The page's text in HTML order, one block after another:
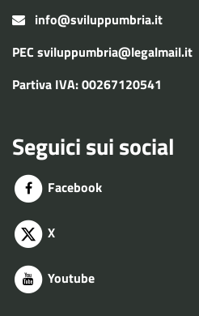
info@sviluppumbria.it
PEC sviluppumbria@legalmail.it
Partiva IVA: 00267120541
Seguici sui social
Facebook
X
Youtube